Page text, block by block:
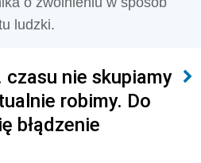
ludzki.
nie skupiamy
robimy. Do
błądzenie